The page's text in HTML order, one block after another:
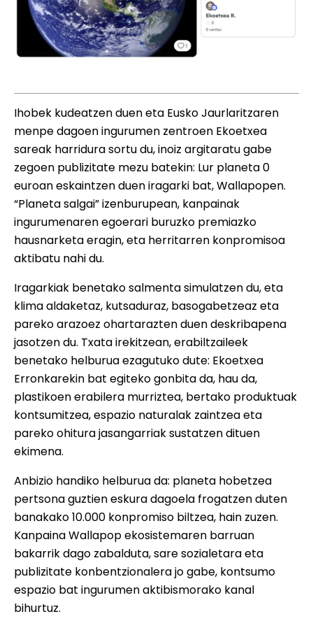
Ihobek kudeatzen duen eta Eusko Jaurlaritzaren
menpe dagoen ingurumen zentroen Ekoetxea
sareak harridura sortu du, inoiz argitaratu gabe
zegoen publizitate mezu batekin: Lur planeta 0
euroan eskaintzen duen iragarki bat, Wallapopen.
“Planeta salgai” izenburupean, kanpainak
ingurumenaren egoerari buruzko premiazko
hausnarketa eragin, eta herritarren konpromisoa
aktibatu nahi du.
Iragarkiak benetako salmenta simulatzen du, eta
klima aldaketaz, kutsaduraz, basogabetzeaz eta
pareko arazoez ohartarazten duen deskribapena
jasotzen du. Txata irekitzean, erabiltzaileek
benetako helburua ezagutuko dute: Ekoetxea
Erronkarekin bat egiteko gonbita da, hau da,
plastikoen erabilera murriztea, bertako produktuak
kontsumitzea, espazio naturalak zaintzea eta
pareko ohitura jasangarriak sustatzen dituen
ekimena.
Anbizio handiko helburua da: planeta hobetzea
pertsona guztien eskura dagoela frogatzen duten
banakako 10.000 konpromiso biltzea, hain zuzen.
Kanpaina Wallapop ekosistemaren barruan
bakarrik dago zabalduta, sare sozialetara eta
publizitate konbentzionalera jo gabe, kontsumo
espazio bat ingurumen aktibismorako kanal
bihurtuz.